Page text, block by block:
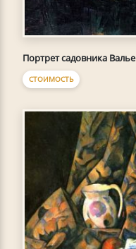
Портрет садовника Валье
СТОИМОСТЬ